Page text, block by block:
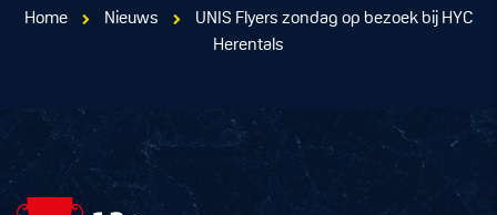
Home Nieuws
UNIS Flyers zondag op bezoek bij HYC
Herentals